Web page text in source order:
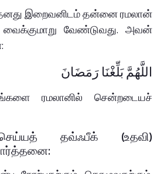
இறைவனிடம் தன்னை ரமலான்
வைக்குமாறு வேண்டுவது. அவன்
اللَّهُمَّ بَلِّغْنَا رَمَضَانَ
ரமலானில் சென்றடையச்
தவ்ஃபீக் (உதவி)